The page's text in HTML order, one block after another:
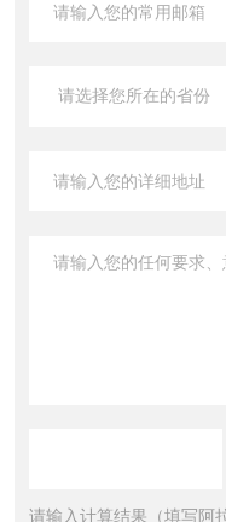
请输入计算结果（填写阿